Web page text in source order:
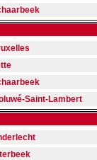
Saint-Lambert